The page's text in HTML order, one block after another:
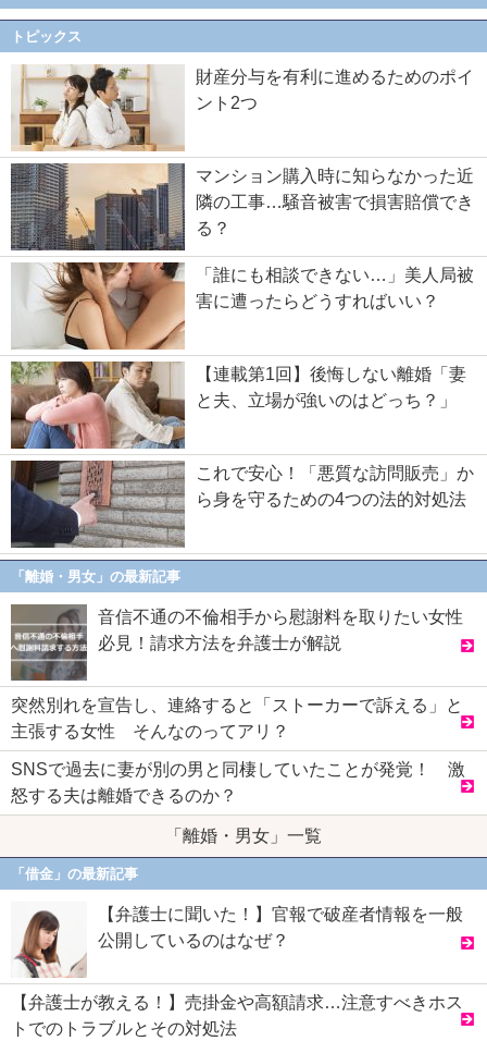
トピックス
財産分与を有利に進めるためのポイ
ント2つ
マンション購入時に知らなかった近
隣の工事…騒音被害で損害賠償でき
る？
「誰にも相談できない…」美人局被
害に遭ったらどうすればいい？
【連載第1回】後悔しない離婚「妻
と夫、立場が強いのはどっち？」
これで安心！「悪質な訪問販売」か
ら身を守るための4つの法的対処法
「離婚・男女」の最新記事
音信不通の不倫相手から慰謝料を取りたい女性
必見！請求方法を弁護士が解説
突然別れを宣告し、連絡すると「ストーカーで訴える」と
主張する女性 そんなのってアリ？
SNSで過去に妻が別の男と同棲していたことが発覚！ 激
怒する夫は離婚できるのか？
「離婚・男女」一覧
「借金」の最新記事
【弁護士に聞いた！】官報で破産者情報を一般
公開しているのはなぜ？
【弁護士が教える！】売掛金や高額請求…注意すべきホス
トでのトラブルとその対処法